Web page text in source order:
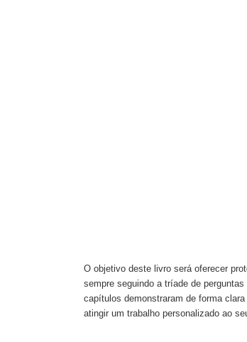
O objetivo deste livro será oferecer
sempre seguindo a tríade de
capítulos demonstraram de forma
atingir um trabalho personalizado ao